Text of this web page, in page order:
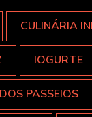
CULINÁRIA
IOGURTE
PASSEIOS